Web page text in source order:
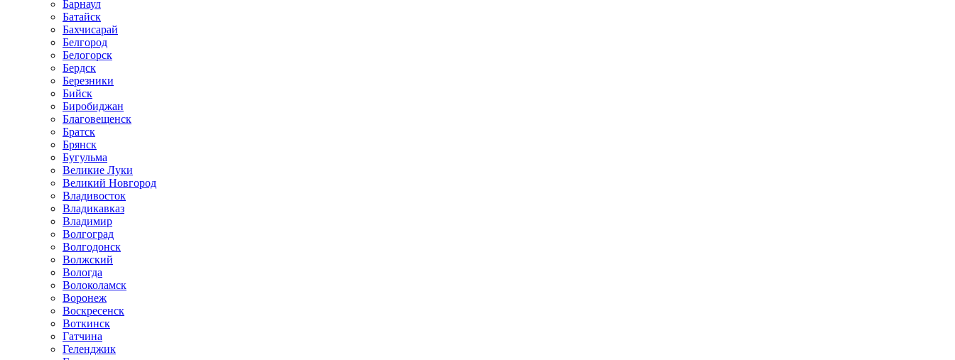
Барнаул
Батайск
Бахчисарай
Белгород
Белогорск
Бердск
Березники
Бийск
Биробиджан
Благовещенск
Братск
Брянск
Бугульма
Великие Луки
Великий Новгород
Владивосток
Владикавказ
Владимир
Волгоград
Волгодонск
Волжский
Вологда
Волоколамск
Воронеж
Воскресенск
Воткинск
Гатчина
Геленджик